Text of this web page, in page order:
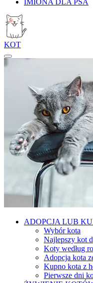
IMIONA DLA PSA
KOT
ADOPCJA LUB
Wybór kota
Najlepszy kot
Koty według
Adopcja kota
Kupno kota z
Pierwsze dni